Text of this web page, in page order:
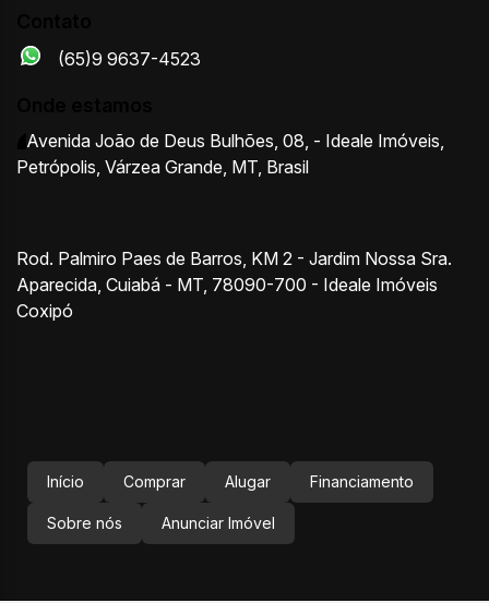
(65)9 9637-4523
Avenida João de Deus Bulhões 08 - Ideale Imóveis
Petrópolis Várzea Grande MT Brasil
Rod. Palmiro Paes de Barros, KM 2 - Jardim Nossa Sra.
Aparecida, Cuiabá - MT, 78090-700 - Ideale Imóveis
Coxipó
Início Comprar Alugar Financiamento
Sobre nós Anunciar Imóvel